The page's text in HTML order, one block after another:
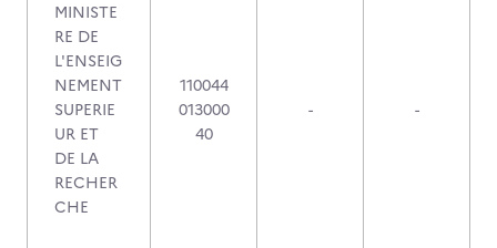
MINISTE
RE DE
L'ENSEIG
NEMENT
SUPERIE
UR ET
DE LA
RECHER
CHE
110044
013000
40
- -